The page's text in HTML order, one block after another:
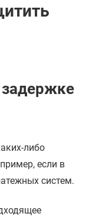
задержке
либо
если в
систем.